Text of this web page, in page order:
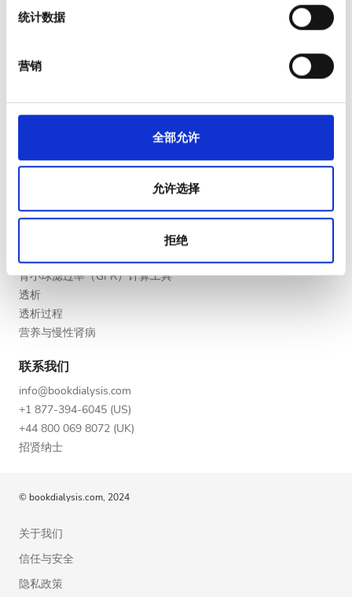
体、广告和分析合作伙伴分享您对我们网站的使用情况，
统计数据
营销
全部允许
允许选择
拒绝
100 - 200 欧元
上午
深夜
评分
好
非常好
优秀
团体咨询
旅行透析博客
V.I.P. 尊享計劃
合作伙伴
慢性肾病
慢性肾病的不同阶段
肾小球滤过率（GFR）计算工具
透析
透析过程
营养与慢性肾病
联系我们
info@bookdialysis.com
+1 877-394-6045 (US)
+44 800 069 8072 (UK)
招贤纳士
© bookdialysis.com, 2024
关于我们
信任与安全
隐私政策